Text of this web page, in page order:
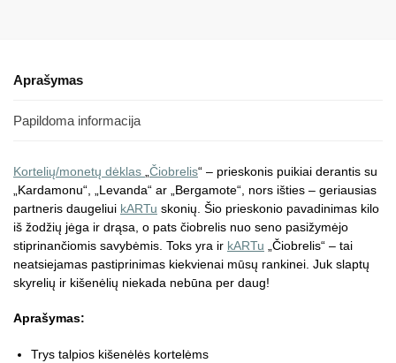
Aprašymas
Papildoma informacija
Kortelių/monetų dėklas Čiobrelis“ – prieskonis puikiai derantis su
„Kardamonu“, „Levanda“ ar „Bergamote“, nors išties – geriausias
partneris daugeliui kARTu skonių. Šio prieskonio pavadinimas kilo
iš žodžių jėga ir drąsa, o pats čiobrelis nuo seno pasižymėjo
stiprinančiomis savybėmis. Toks yra ir kARTu „Čiobrelis“ – tai
neatsiejamas pastiprinimas kiekvienai mūsų rankinei. Juk slaptų
skyrelių ir kišenėlių niekada nebūna per daug!
Aprašymas:
Trys talpios kišenėlės kortelėms